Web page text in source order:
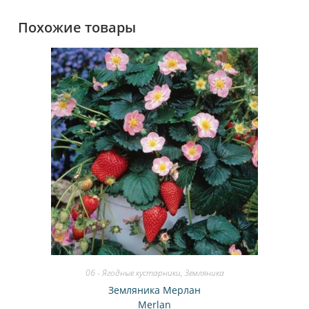
Похожие товары
06 - Ягодные кустарники, Земляника
Земляника Мерлан
Merlan